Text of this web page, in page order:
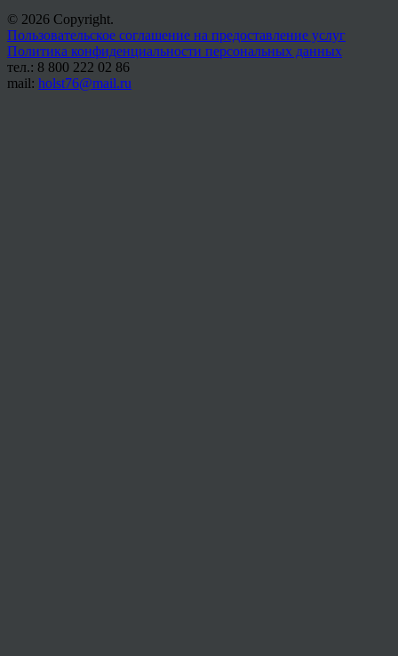
© 2026 Copyright.
Пользовательское соглашение на предоставление услуг
Политика конфиденциальности персональных данных
тел.: 8 800 222 02 86
mail: holst76@mail.ru